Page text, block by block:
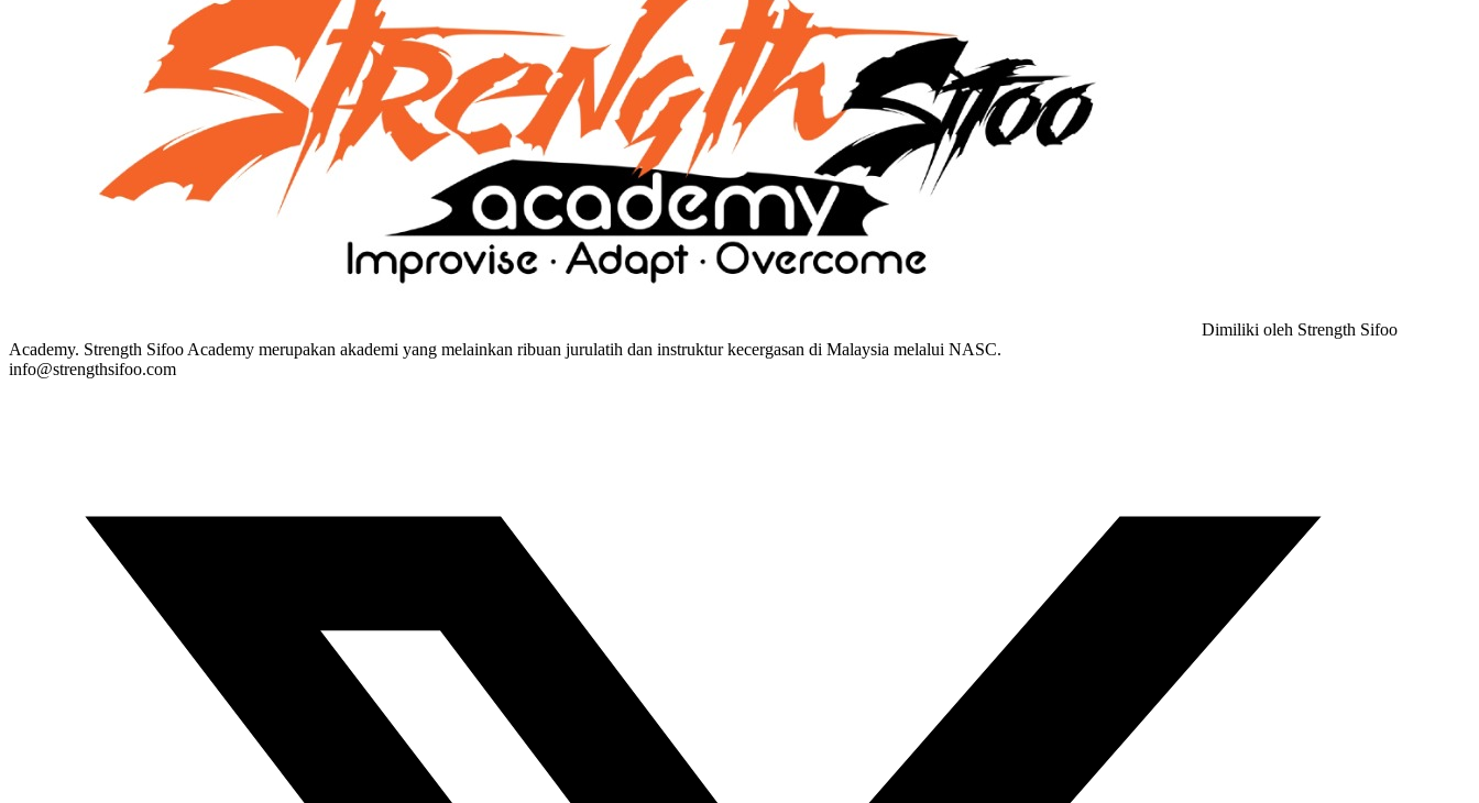
Dimiliki oleh Strength Sifoo
Academy. Strength Sifoo Academy merupakan akademi yang melainkan ribuan jurulatih dan instruktur kecergasan di Malaysia melalui NASC.
info@strengthsifoo.com